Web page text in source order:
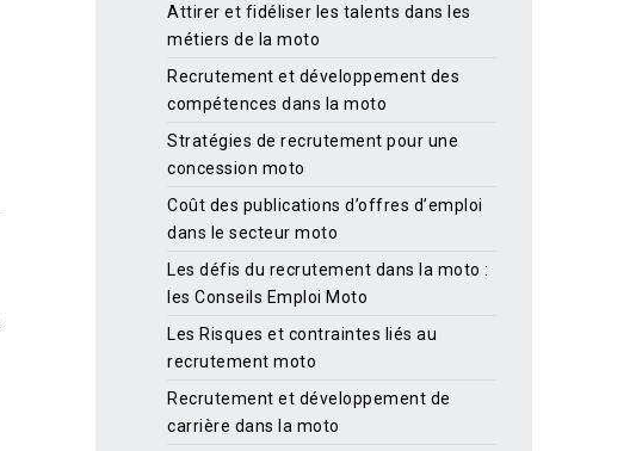
Attirer et fidéliser les talents dans les
métiers de la moto
Recrutement et développement des
compétences dans la moto
Stratégies de recrutement pour une
concession moto
Coût des publications d’offres d’emploi
dans le secteur moto
Les défis du recrutement dans la moto :
les Conseils Emploi Moto
Les Risques et contraintes liés au
recrutement moto
Recrutement et développement de
carrière dans la moto